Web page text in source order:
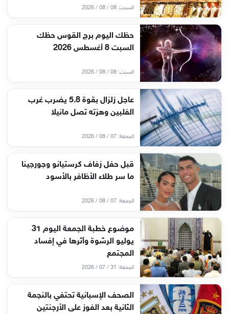
السبت: 08 / 08 / 2026
حظك اليوم برج القوس حظك
السبت 8 أغسطس 2026
السبت: 08 / 08 / 2026
عاجل زلزال بقوة 5.8 يضرب غرب
الفلبين وهزته تصل مانيلا
الجمعة: 07 / 08 / 2026
قبل حفل زفاف كرستيانو وجورجينا
ما سر طلاء الأظافر بالأسود
الجمعة: 07 / 08 / 2026
موضوع خطبة الجمعة اليوم 31
يوليو الرشوة وأثرها في إفساد
المجتمع
الجمعة: 31 / 07 / 2026
الصحف الإسبانية تحتفي بالنجمة
الثانية بعد الفوز على الأرجنتين